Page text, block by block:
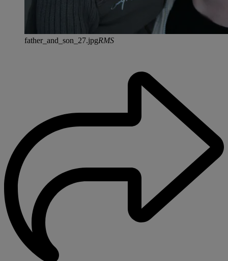
father_and_son_27.jpgRMS